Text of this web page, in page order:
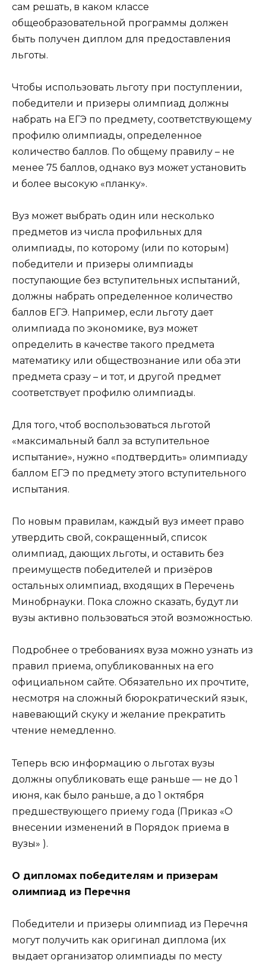
сам решать, в каком классе
общеобразовательной программы должен
быть получен диплом для предоставления
льготы.
Чтобы использовать льготу при поступлении,
победители и призеры олимпиад должны
набрать на ЕГЭ по предмету, соответствующему
профилю олимпиады, определенное
количество баллов. По общему правилу – не
менее 75 баллов, однако вуз может установить
и более высокую «планку».
Вуз может выбрать один или несколько
предметов из числа профильных для
олимпиады, по которому (или по которым)
победители и призеры олимпиады
поступающие без вступительных испытаний,
должны набрать определенное количество
баллов ЕГЭ. Например, если льготу дает
олимпиада по экономике, вуз может
определить в качестве такого предмета
математику или обществознание или оба эти
предмета сразу – и тот, и другой предмет
соответствует профилю олимпиады.
Для того, чтоб воспользоваться льготой
«максимальный балл за вступительное
испытание», нужно «подтвердить» олимпиаду
баллом ЕГЭ по предмету этого вступительного
испытания.
По новым правилам, каждый вуз имеет право
утвердить свой, сокращенный, список
олимпиад, дающих льготы, и оставить без
преимуществ победителей и призёров
остальных олимпиад, входящих в Перечень
Минобрнауки. Пока сложно сказать, будут ли
вузы активно пользоваться этой возможностью.
Подробнее о требованиях вуза можно узнать из
правил приема, опубликованных на его
официальном сайте. Обязательно их прочтите,
несмотря на сложный бюрократический язык,
навевающий скуку и желание прекратить
чтение немедленно.
Теперь всю информацию о льготах вузы
должны опубликовать еще раньше — не до 1
июня, как было раньше, а до 1 октября
предшествующего приему года (Приказ «О
внесении изменений в Порядок приема в
вузы» ).
О дипломах победителям и призерам
олимпиад из Перечня
Победители и призеры олимпиад из Перечня
могут получить как оригинал диплома (их
выдает организатор олимпиады по месту